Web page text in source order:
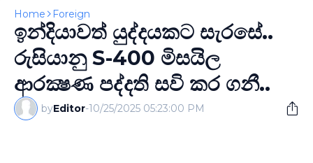
Home Foreign
ඉන්දියාවත් යුද්දයකට සැරසේ..
රුසියානු S-400 මිසයිල
ආරක්‍ෂණ පද්දති සවි කර ගනී..
byEditor-10/25/2025 05:23:00 PM